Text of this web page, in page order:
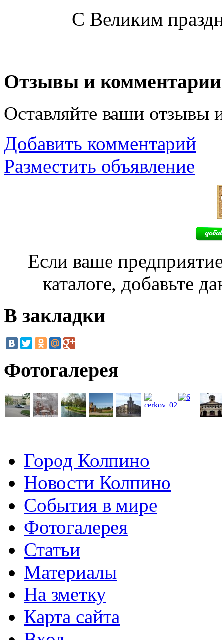
С Великим
Отзывы и комментарии
Оставляйте ваши отзывы
Добавить комментарий
Разместить объявление
Если ваше
каталоге, добавьте
В закладки
Фотогалерея
Город Колпино
Новости Колпино
События в мире
Фотогалерея
Статьи
Материалы
На зметку
Карта сайта